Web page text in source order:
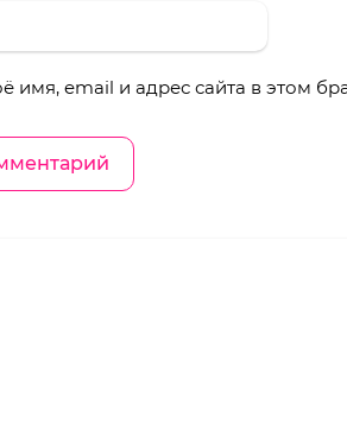
имя, email и адрес сайта в этом